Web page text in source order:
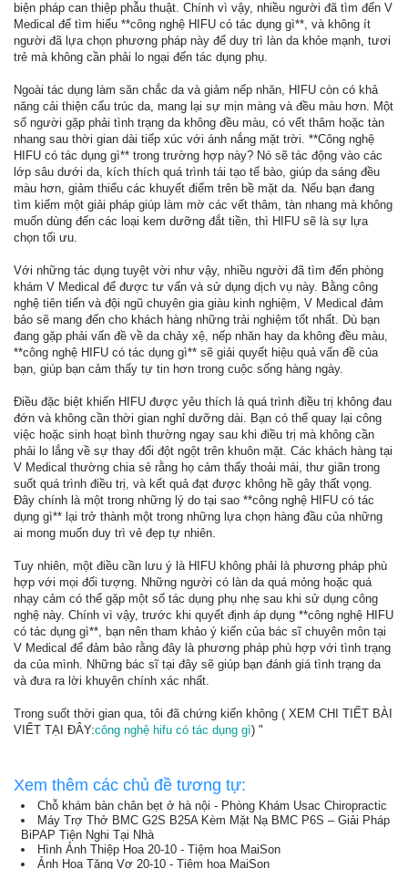
biện pháp can thiệp phẫu thuật. Chính vì vậy, nhiều người đã tìm đến V
Medical để tìm hiểu **công nghệ HIFU có tác dụng gì**, và không ít
người đã lựa chọn phương pháp này để duy trì làn da khỏe mạnh, tươi
trẻ mà không cần phải lo ngại đến tác dụng phụ.
Ngoài tác dụng làm săn chắc da và giảm nếp nhăn, HIFU còn có khả
năng cải thiện cấu trúc da, mang lại sự mịn màng và đều màu hơn. Một
số người gặp phải tình trạng da không đều màu, có vết thâm hoặc tàn
nhang sau thời gian dài tiếp xúc với ánh nắng mặt trời. **Công nghệ
HIFU có tác dụng gì** trong trường hợp này? Nó sẽ tác động vào các
lớp sâu dưới da, kích thích quá trình tái tạo tế bào, giúp da sáng đều
màu hơn, giảm thiểu các khuyết điểm trên bề mặt da. Nếu bạn đang
tìm kiếm một giải pháp giúp làm mờ các vết thâm, tàn nhang mà không
muốn dùng đến các loại kem dưỡng đắt tiền, thì HIFU sẽ là sự lựa
chọn tối ưu.
Với những tác dụng tuyệt vời như vậy, nhiều người đã tìm đến phòng
khám V Medical để được tư vấn và sử dụng dịch vụ này. Bằng công
nghệ tiên tiến và đội ngũ chuyên gia giàu kinh nghiệm, V Medical đảm
bảo sẽ mang đến cho khách hàng những trải nghiệm tốt nhất. Dù bạn
đang gặp phải vấn đề về da chảy xệ, nếp nhăn hay da không đều màu,
**công nghệ HIFU có tác dụng gì** sẽ giải quyết hiệu quả vấn đề của
bạn, giúp bạn cảm thấy tự tin hơn trong cuộc sống hàng ngày.
Điều đặc biệt khiến HIFU được yêu thích là quá trình điều trị không đau
đớn và không cần thời gian nghỉ dưỡng dài. Bạn có thể quay lại công
việc hoặc sinh hoạt bình thường ngay sau khi điều trị mà không cần
phải lo lắng về sự thay đổi đột ngột trên khuôn mặt. Các khách hàng tại
V Medical thường chia sẻ rằng họ cảm thấy thoải mái, thư giãn trong
suốt quá trình điều trị, và kết quả đạt được không hề gây thất vọng.
Đây chính là một trong những lý do tại sao **công nghệ HIFU có tác
dụng gì** lại trở thành một trong những lựa chọn hàng đầu của những
ai mong muốn duy trì vẻ đẹp tự nhiên.
Tuy nhiên, một điều cần lưu ý là HIFU không phải là phương pháp phù
hợp với mọi đối tượng. Những người có làn da quá mỏng hoặc quá
nhạy cảm có thể gặp một số tác dụng phụ nhẹ sau khi sử dụng công
nghệ này. Chính vì vậy, trước khi quyết định áp dụng **công nghệ HIFU
có tác dụng gì**, bạn nên tham khảo ý kiến của bác sĩ chuyên môn tại
V Medical để đảm bảo rằng đây là phương pháp phù hợp với tình trạng
da của mình. Những bác sĩ tại đây sẽ giúp bạn đánh giá tình trạng da
và đưa ra lời khuyên chính xác nhất.
Trong suốt thời gian qua, tôi đã chứng kiến không ( XEM CHI TIẾT BÀI
VIẾT TẠI ĐÂY:công nghệ hifu có tác dụng gì) "
Xem thêm các chủ đề tương tự:
Chỗ khám bàn chân bẹt ở hà nội - Phòng Khám Usac Chiropractic
Máy Trợ Thở BMC G2S B25A Kèm Mặt Nạ BMC P6S – Giải Pháp
BiPAP Tiện Nghi Tại Nhà
Hình Ảnh Thiệp Hoa 20-10 - Tiệm hoa MaiSon
Ảnh Hoa Tặng Vợ 20-10 - Tiệm hoa MaiSon